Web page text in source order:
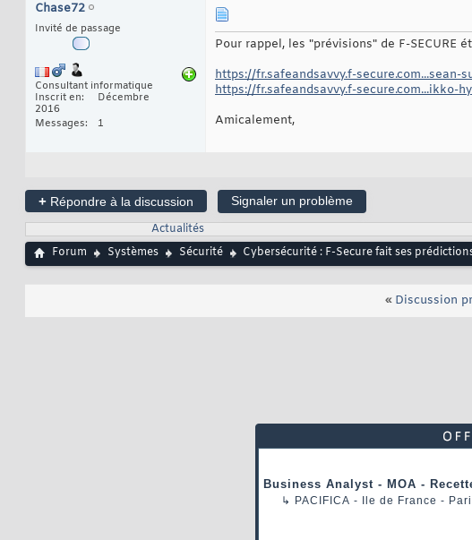
Chase72
Invité de passage
Consultant informatique
Inscrit en
Décembre
2016
Messages
1
Pour rappel, les "prévisions" de F-SECURE
https://fr.safeandsavvy.f-secure.com...sean-
https://fr.safeandsavvy.f-secure.com...ikko-
Amicalement,
+ Répondre à la discussion
Signaler un problème
Actualités
Forum
Systèmes Sécurité Cybersécurité : F-Secure fait ses
« Discussion
Business Analyst - MOA -
↳ PACIFICA - Ile de France -